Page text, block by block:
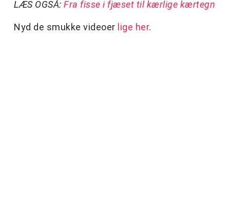
LÆS OGSÅ: Fra fisse i fjæset til kærlige kærtegn
Nyd de smukke videoer lige her.